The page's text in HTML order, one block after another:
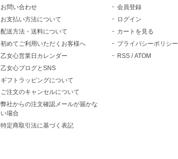
お問い合わせ
お支払い方法について
配送方法・送料について
初めてご利用いただくお客様へ
乙女心営業日カレンダー
乙女心ブログとSNS
ギフトラッピングについて
ご注文のキャンセルについて
弊社からの注文確認メールが届かな
い場合
特定商取引法に基づく表記
会員登録
ログイン
カートを見る
プライバシーポリシー
RSS /ATOM